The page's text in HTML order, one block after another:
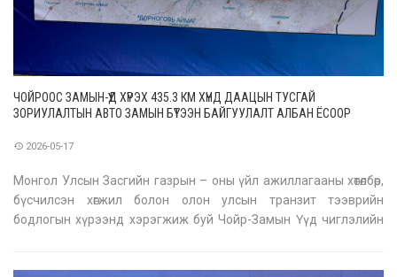
ЧОЙРООС ЗАМЫН-ҮҮД ХҮРЭХ 435.3 КМ ХҮНД ДААЦЫН ТУСГАЙ
ЗОРИУЛАЛТЫН АВТО ЗАМЫН БҮТЭЭН БАЙГУУЛАЛТ АЛБАН ЁСООР
2026-05-17
Монгол Улсын Засгийн газрын – оны үйл ажиллагааны хөтөлбөр,
бүсчилсэн хөгжил болон олон улсын транзит тээврийн
бодлогын хүрээнд хэрэгжиж буй Чойр-Замын Үүд чиглэлийн